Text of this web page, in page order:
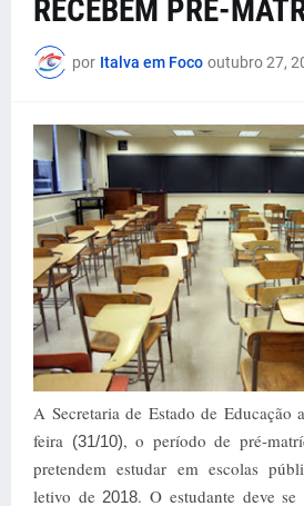
RECEBEM PRÉ-
por Italva em Foco outubro 27,
A Secretaria de Estado de Educação
feira (31/10), o período de pré-
pretendem estudar em escolas
letivo de 2018. O estudante deve